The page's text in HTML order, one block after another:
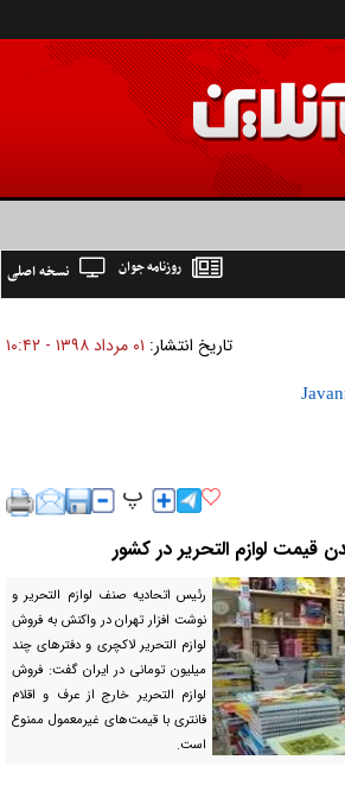
نسخه اصلی روزنامه جوان
تاریخ انتشار: ۰۱ مرداد ۱۳۹۸ - ۱۰:۴۲
رئیس اتحادیه صنف لوازم التحریر و
نوشت افزار تهران در واکنش به فروش
لوازم التحریر لاکچری و دفتر‌های چند
میلیون تومانی در ایران گفت: فروش
لوازم التحریر خارج از عرف و اقلام
فانتری با قیمت‌های غیرمعمول ممنوع
است.